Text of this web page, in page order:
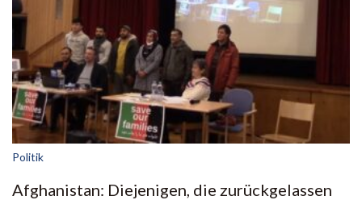
Politik
Afghanistan: Diejenigen, die zurückgelassen